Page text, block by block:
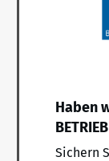
Haben
Sichern